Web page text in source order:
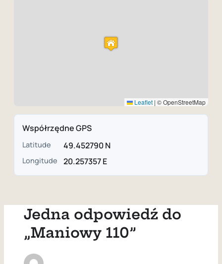
Leaflet | © OpenStreetMap
Współrzędne GPS
Latitude 49.452790 N
Longitude 20.257357 E
Jedna odpowiedź do
„Maniowy 110”